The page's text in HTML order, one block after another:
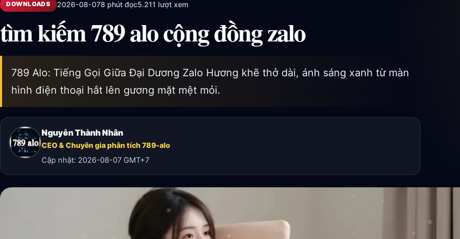
DOWNLOADS 2026-08-078 phút đọc5.211 lượt xem
tìm kiếm 789 alo cộng đồng zalo
789 Alo: Tiếng Gọi Giữa Đại Dương Zalo Hương khẽ thở dài, ánh sáng xanh từ màn
hình điện thoại hắt lên gương mặt mệt mỏi.
Nguyễn Thành Nhân
CEO & Chuyên gia phân tích 789-alo
Cập nhật: 2026-08-07 GMT+7